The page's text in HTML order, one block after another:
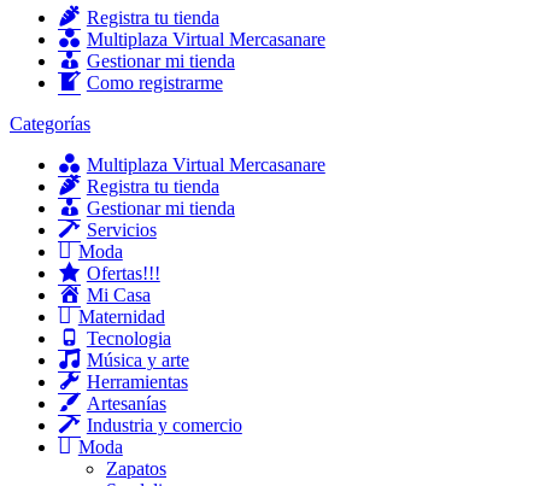
Registra tu tienda
Multiplaza Virtual Mercasanare
Gestionar mi tienda
Como registrarme
Categorías
Multiplaza Virtual Mercasanare
Registra tu tienda
Gestionar mi tienda
Servicios
Moda
Ofertas!!!
Mi Casa
Maternidad
Tecnologia
Música y arte
Herramientas
Artesanías
Industria y comercio
Moda
Zapatos